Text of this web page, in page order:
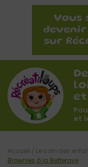
et
et
Accueil / Le coin des
Brownies à la Betterave